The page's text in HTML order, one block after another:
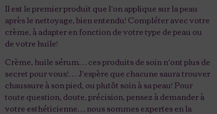
Il est le premier produit que l’on applique sur la peau
après le nettoyage, bien entendu! Compléter avec votre
crème, à adapter en fonction de votre type de peau ou
de votre huile!
Crème, huile sérum… ces produits de soin n’ont plus de
secret pour vous!… J’espère que chacune saura trouver
chaussure à son pied, ou plutôt soin à sa peau! Pour
toute question, doute, précision, pensez à demander à
votre esthéticienne… nous sommes expertes en la